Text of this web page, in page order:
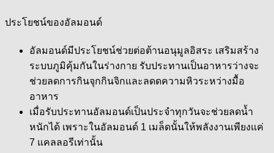
ประโยชน์ของอัลมอนด์
อัลมอนด์มีประโยชน์ช่วยต่อต้านอนุมูลอิสระ เสริมสร้าง
ระบบภูมิคุ้มกันในร่างกาย รับประทานเป็นอาหารว่างจะ
ช่วยลดการกินจุกกินจิกและลดดความหิวระหว่างมื้อ
อาหาร
เมื่อรับประทานอัลมอนด์เป็นประจำทุกวันจะช่วยลดน้ำ
หนักได้ เพราะในอัลมอนด์ 1 เมล็ดนั้นให้พลังงานเพียงแค่
7 แคลลอรีเท่านั้น